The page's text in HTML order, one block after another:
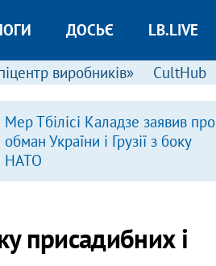
ДОСЬЄ LB.LIVE
виробників» CultHub
Мер Тбілісі Каладзе заявив про
обман України і Грузії з боку
НАТО
присадибних і